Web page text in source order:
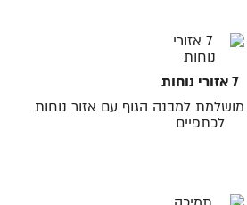
7 אזורי נוחות
למבנה הגוף עם אזור נוחות
לכתפיים